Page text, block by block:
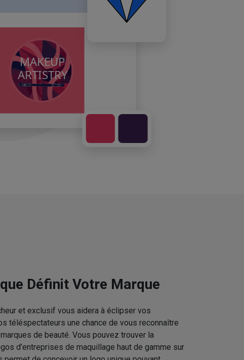
Définit Votre Marque
et exclusif vous aidera à éclipser vos
téléspectateurs une chance de vous reconnaître
de beauté. Vous pouvez trouver la
d’entreprises de maquillage haut de gamme sur